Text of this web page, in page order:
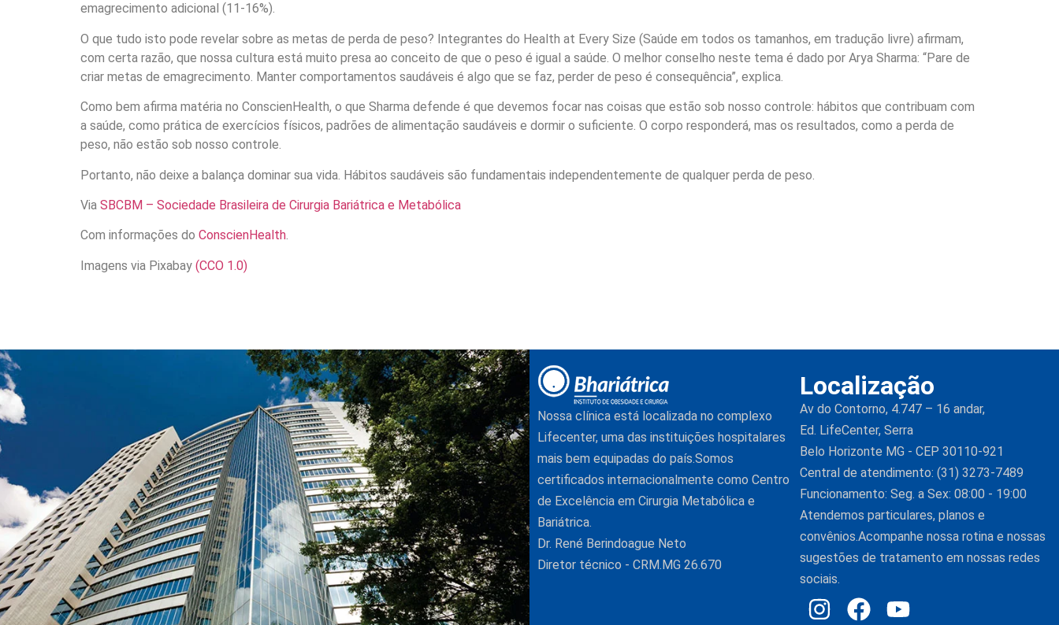
emagrecimento adicional (11-16%).
O que tudo isto pode revelar sobre as metas de perda de peso? Integrantes do Health at Every Size (Saúde em todos os tamanhos, em tradução livre) afirmam,
com certa razão, que nossa cultura está muito presa ao conceito de que o peso é igual a saúde. O melhor conselho neste tema é dado por Arya Sharma: “Pare de
criar metas de emagrecimento. Manter comportamentos saudáveis é algo que se faz, perder de peso é consequência”, explica.
Como bem afirma matéria no ConscienHealth, o que Sharma defende é que devemos focar nas coisas que estão sob nosso controle: hábitos que contribuam com
a saúde, como prática de exercícios físicos, padrões de alimentação saudáveis e dormir o suficiente. O corpo responderá, mas os resultados, como a perda de
peso, não estão sob nosso controle.
Portanto, não deixe a balança dominar sua vida. Hábitos saudáveis são fundamentais independentemente de qualquer perda de peso.
Via SBCBM – Sociedade Brasileira de Cirurgia Bariátrica e Metabólica
Com informações do ConscienHealth.
Imagens via Pixabay (CCO 1.0)
Nossa clínica está localizada no complexo
Lifecenter, uma das instituições hospitalares
mais bem equipadas do país.Somos
certificados internacionalmente como Centro
de Excelência em Cirurgia Metabólica e
Bariátrica.
Dr. René Berindoague Neto
Diretor técnico - CRM.MG 26.670
Localização
Av do Contorno, 4.747 – 16 andar,
Ed. LifeCenter, Serra
Belo Horizonte MG - CEP 30110-921
Central de atendimento: (31) 3273-7489
Funcionamento: Seg. a Sex: 08:00 - 19:00
Atendemos particulares, planos e
convênios.Acompanhe nossa rotina e nossas
sugestões de tratamento em nossas redes
sociais.